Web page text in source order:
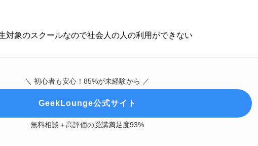
対象のスクールなので社会人の人の利用ができない
＼ 初心者も安心！85%が未経験から ／
GeekLounge公式サイト
無料相談＋高評価の受講満足度93%